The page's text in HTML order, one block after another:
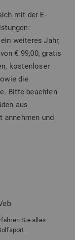
mit der E-
weiteres Jahr,
€ 99,00, gratis
kostenloser
die
Bitte beachten
aus
annehmen und
Sie alles